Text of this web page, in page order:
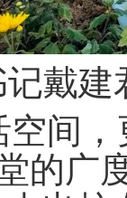
戴建
间
的广